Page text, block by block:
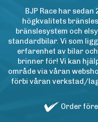
BJP Race har
högkvalitets
bränslesystem och
standardbilar. Vi som
erfarenhet av bilar
brinner för! Vi kan
område via våran
förbi våran verkstad/
Order